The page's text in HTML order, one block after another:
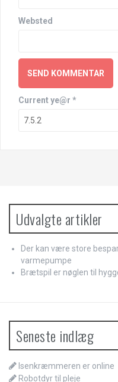
Websted
Current ye@r *
Udvalgte artikler
Der kan være store
varmepumpe
Brætspil er nøglen til
Seneste indlæg
Isenkræmmeren er online
Robotdyr til pleje